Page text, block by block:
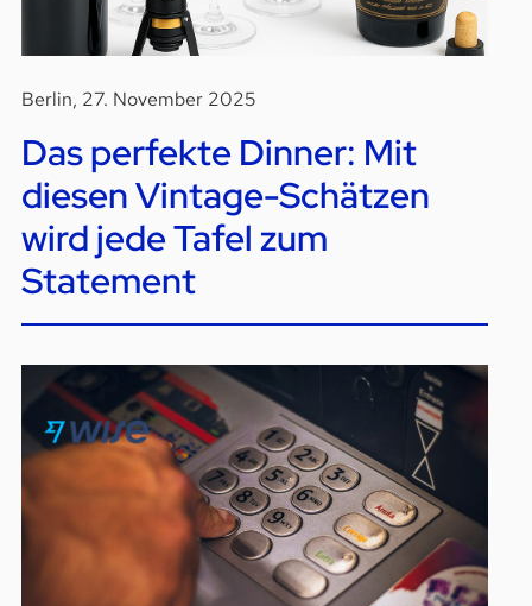
Berlin, 27. November 2025
Das perfekte Dinner: Mit
diesen Vintage-Schätzen
wird jede Tafel zum
Statement